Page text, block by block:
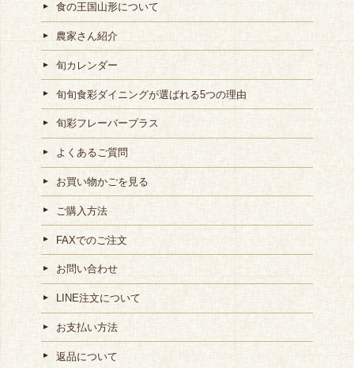
食の王国山形について
農家さん紹介
旬カレンダー
旬旬食彩ダイニングが選ばれる5つの理由
旬彩フレーバープラス
よくあるご質問
お買い物かごを見る
ご購入方法
FAXでのご注文
お問い合わせ
LINE注文について
お支払い方法
返品について